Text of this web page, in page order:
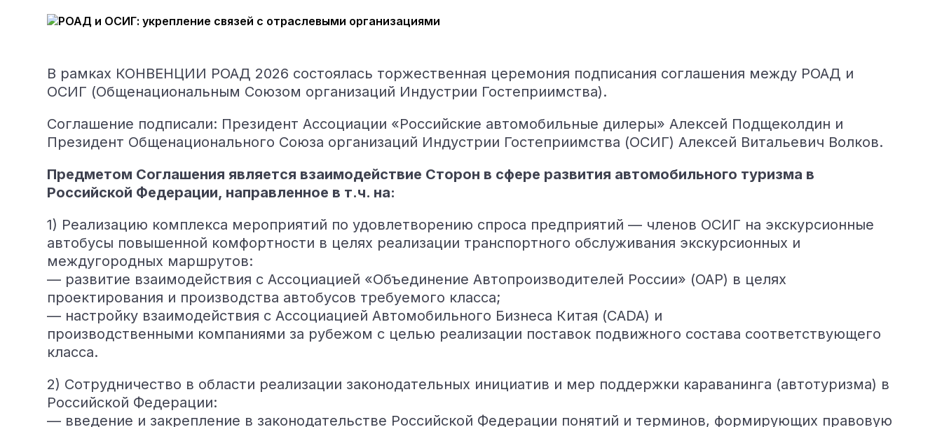
В рамках КОНВЕНЦИИ РОАД 2026 состоялась торжественная церемония подписания соглашения между РОАД и
ОСИГ (Общенациональным Союзом организаций Индустрии Гостеприимства).
Соглашение подписали: Президент Ассоциации «Российские автомобильные дилеры» Алексей Подщеколдин и
Президент Общенационального Союза организаций Индустрии Гостеприимства (ОСИГ) Алексей Витальевич Волков.
Предметом Соглашения является взаимодействие Сторон в сфере развития автомобильного туризма в
Российской Федерации, направленное в т.ч. на:
1) Реализацию комплекса мероприятий по удовлетворению спроса предприятий — членов ОСИГ на экскурсионные
автобусы повышенной комфортности в целях реализации транспортного обслуживания экскурсионных и
междугородных маршрутов:
— развитие взаимодействия с Ассоциацией «Объединение Автопроизводителей России» (ОАР) в целях
проектирования и производства автобусов требуемого класса;
— настройку взаимодействия с Ассоциацией Автомобильного Бизнеса Китая (CADA) и
производственными компаниями за рубежом с целью реализации поставок подвижного состава соответствующего
класса.
2) Сотрудничество в области реализации законодательных инициатив и мер поддержки караванинга (автотуризма) в
Российской Федерации:
— введение и закрепление в законодательстве Российской Федерации понятий и терминов, формирующих правовую